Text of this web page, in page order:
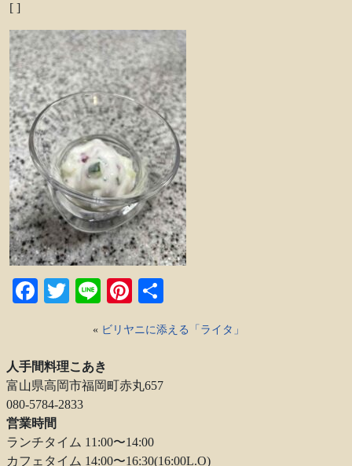
[ ]
Facebook
TwitterLinePinterest
« ビリヤニに添える「ライタ」
人手間料理こあき
富山県高岡市福岡町赤丸657
080-5784-2833
営業時間
ランチタイム 11:00〜14:00
カフェタイム 14:00〜16:30(16:00L.O)